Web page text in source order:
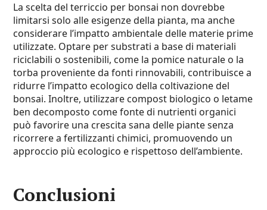
La scelta del terriccio per bonsai non dovrebbe
limitarsi solo alle esigenze della pianta, ma anche
considerare l’impatto ambientale delle materie prime
utilizzate. Optare per substrati a base di materiali
riciclabili o sostenibili, come la pomice naturale o la
torba proveniente da fonti rinnovabili, contribuisce a
ridurre l’impatto ecologico della coltivazione del
bonsai. Inoltre, utilizzare compost biologico o letame
ben decomposto come fonte di nutrienti organici
può favorire una crescita sana delle piante senza
ricorrere a fertilizzanti chimici, promuovendo un
approccio più ecologico e rispettoso dell’ambiente.
Conclusioni